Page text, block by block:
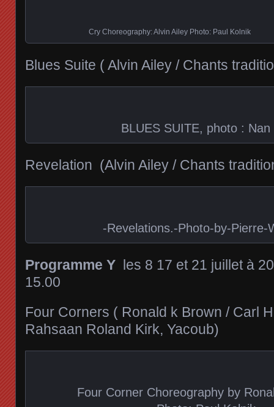
Cry Choreography: Alvin Ailey Photo: Paul Kolnik
Blues Suite ( Alvin Ailey / Chants
BLUES SUITE, photo : Nan
Revelation (Alvin Ailey / Chants
-Revelations.-Photo-by-Pierre-
Programme Y les 8 17 et 21 juillet à
15.00
Four Corners ( Ronald k Brown / Carl
Rahsaan Roland Kirk, Yacoub)
Four Corner Choreography by